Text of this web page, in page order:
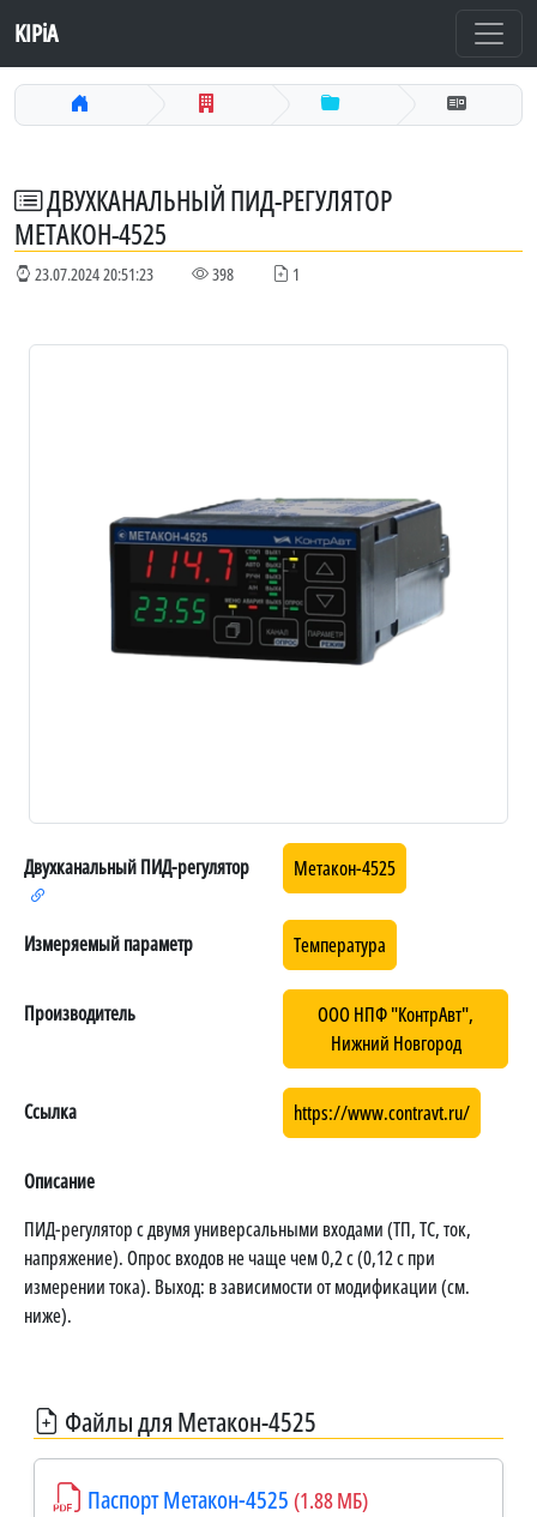
KIPiA
ДВУХКАНАЛЬНЫЙ ПИД-РЕГУЛЯТОР
МЕТАКОН-4525
23.07.2024 20:51:23 398 1
Двухканальный ПИД-регулятор Метакон-4525
Измеряемый параметр Температура
Производитель
ООО НПФ "КонтрАвт",
Нижний Новгород
Ссылка https://www.contravt.ru/
Описание
ПИД-регулятор с двумя универсальными входами (ТП, ТС, ток,
напряжение). Опрос входов не чаще чем 0,2 с (0,12 с при
измерении тока). Выход: в зависимости от модификации (см.
ниже).
Файлы для Метакон-4525
Паспорт Метакон-4525 (1.88 МБ)